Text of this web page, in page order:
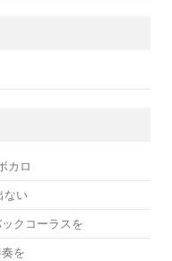
カロ
ない
クコーラスを
を